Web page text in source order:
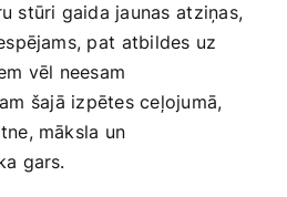
stūri gaida ‍jaunas ⁣atziņas,
pat ⁢atbildes uz
vēl neesam
šajā izpētes ceļojumā,
māksla un
⁢gars.